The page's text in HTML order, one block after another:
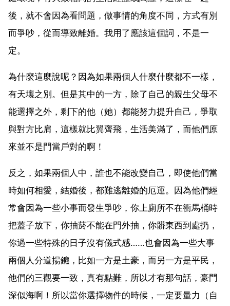
後，就不會因為看問題，做事情的角度不同，方式有別
而爭吵，從而導致離婚。我用了應該這個詞，不是一
定。
為什麼這麼說呢？因為如果兩個人什麼什麼都不一樣，
有天壤之別。但是其中的一方，除了自己的親生父母不
能選擇之外，剩下的他（她）都能努力提升自己，爭取
與對方比肩，這樣就比翼齊飛，生活美滿了，而他們原
來並不是門當戶對的啊！
反之，如果兩個人中，誰也不能改變自己，即使他們當
時如何相愛，結婚後，都難逃離婚的厄運。因為他們經
常會因為一些小事而發生爭吵，你上廁所不在衝馬桶時
把蓋子放下，你抽菸不能在門外抽，你髒東西到處扔，
你過一些特殊的日子沒有儀式感……也會因為一些大事
兩個人分道揚鑣，比如一方是土豪，而另一方是平民，
他們的三觀要一致，真有點難，所以才有那句話，豪門
深似海啊！所以當你選擇物件的時候，一定要量力（自